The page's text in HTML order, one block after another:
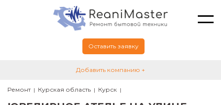
Оставить заявку
Добавить компанию +
Ремонт Курская область Курск